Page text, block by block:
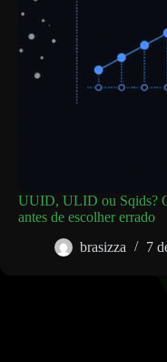
UUID, ULID ou Sqids?
antes de escolher errado
brasizza
7